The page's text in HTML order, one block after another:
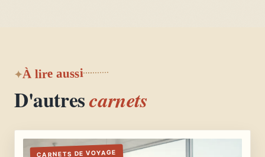
À lire aussi
D'autrescarnets
CARNETS DE VOYAGE